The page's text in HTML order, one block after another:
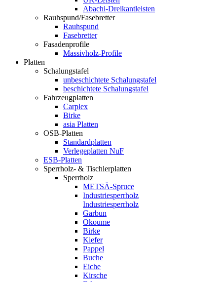
Abachi-Dreikantleisten
Rauhspund/Fasebretter
Rauhspund
Fasebretter
Fasadenprofile
Massivholz-Profile
Platten
Schalungstafel
unbeschichtete Schalungstafel
beschichtete Schalungstafel
Fahrzeugplatten
Carplex
Birke
asia Platten
OSB-Platten
Standardplatten
Verlegeplatten NuF
ESB-Platten
Sperrholz- & Tischlerplatten
Sperrholz
METSÄ-Spruce
Industriesperrholz
Industriesperrholz
Garbun
Okoume
Birke
Kiefer
Pappel
Buche
Eiche
Kirsche